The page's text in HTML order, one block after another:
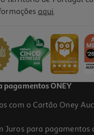
Diversão Na Quinta
aqui.
pagamentos ONEY
com o Cartão Oney
Juros para pagamentos